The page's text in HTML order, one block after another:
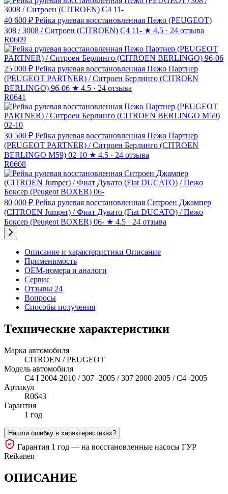
40 600 ₽ Рейка рулевая восстановленная Пежо (PEUGEOT)
308 / 3008 / Ситроен (CITROEN) C4 11- ★ 4.5 · 24 отзыва
R0609
25 000 ₽ Рейка рулевая восстановленная Пежо Партнер
(PEUGEOT PARTNER) / Ситроен Берлинго (CITROEN
BERLINGO) 96-06 ★ 4.5 · 24 отзыва
R0641
30 500 ₽ Рейка рулевая восстановленная Пежо Партнер
(PEUGEOT PARTNER) / Ситроен Берлинго (CITROEN
BERLINGO M59) 02-10 ★ 4.5 · 24 отзыва
R0608
80 000 ₽ Рейка рулевая восстановленная Ситроен Джампер
(CITROEN Jumper) / Фиат Дукато (Fiat DUCATO) / Пежо
Боксер (Peugeot BOXER) 06- ★ 4.5 · 24 отзыва
Описание и характеристики Описание
Применимость
OEM-номера и аналоги
Сервис
Отзывы 24
Вопросы
Способы получения
Технические характеристики
Марка автомобиля
CITROEN / PEUGEOT
Модель автомобиля
C4 I 2004-2010 / 307 -2005 / 307 2000-2005 / C4 -2005
Артикул
R0643
Гарантия
1 год
Нашли ошибку в характеристиках?
Гарантия 1 год — на восстановленные насосы ГУР
Reikanen
ОПИСАНИЕ